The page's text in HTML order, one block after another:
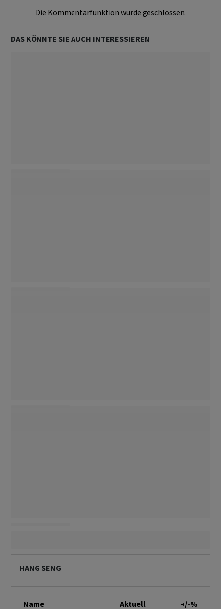
Die Kommentarfunktion wurde geschlossen.
DAS KÖNNTE SIE AUCH INTERESSIEREN
HANG SENG
Name Aktuell
+/-%